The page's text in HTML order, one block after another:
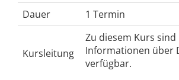
Dauer
1 Termin
Kursleitung
Zu diesem Kurs sind
Informationen über
verfügbar.